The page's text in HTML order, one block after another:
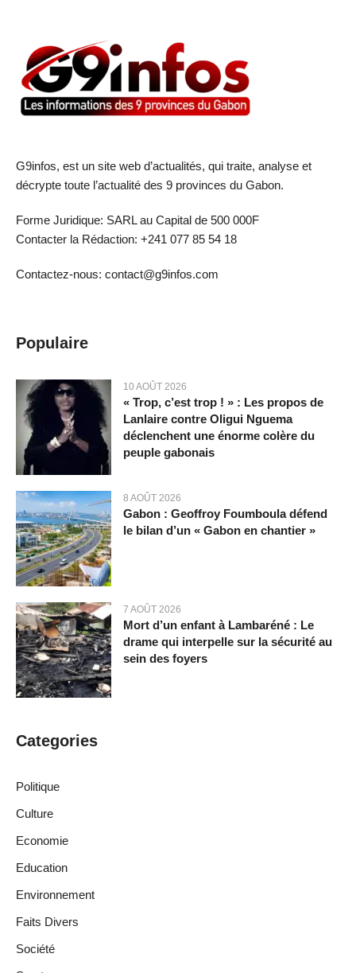
G9infos, est un site web d’actualités, qui traite, analyse et
décrypte toute l’actualité des 9 provinces du Gabon.
Forme Juridique: SARL au Capital de 500 000F
Contacter la Rédaction: +241 077 85 54 18
Contactez-nous: contact@g9infos.com
Populaire
10 AOÛT 2026
« Trop, c’est trop ! » : Les propos de
Lanlaire contre Oligui Nguema
déclenchent une énorme colère du
peuple gabonais
8 AOÛT 2026
Gabon : Geoffroy Foumboula défend
le bilan d’un « Gabon en chantier »
7 AOÛT 2026
Mort d’un enfant à Lambaréné : Le
drame qui interpelle sur la sécurité au
sein des foyers
Categories
Politique
Culture
Economie
Education
Environnement
Faits Divers
Société